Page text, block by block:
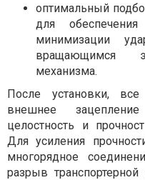
оптимальный
для
минимизации
вращающимся
механизма.
После установки,
внешнее
целостность и
Для усиления
многорядное
разрыв